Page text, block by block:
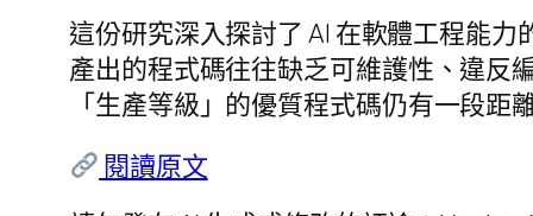
這份研究深入探討了 AI 在軟體工程能
產出的程式碼往往缺乏可維護性、違反
「生產等級」的優質程式碼仍有一段距
閱讀原文